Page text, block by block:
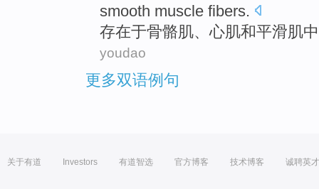
smooth muscle fibers.
存在于骨骼肌、心肌和平滑肌
youdao
更多双语例句
关于有道 Investors 有道智选 官方博客 技术博客 诚聘英才